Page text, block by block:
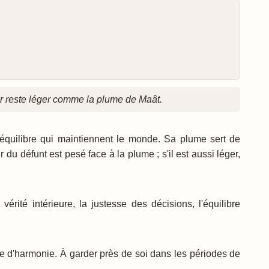
léger comme la plume de Maât.
qui maintiennent le monde. Sa plume sert de
défunt est pesé face à la plume ; s'il est aussi léger,
intérieure, la justesse des décisions, l'équilibre
À garder près de soi dans les périodes de